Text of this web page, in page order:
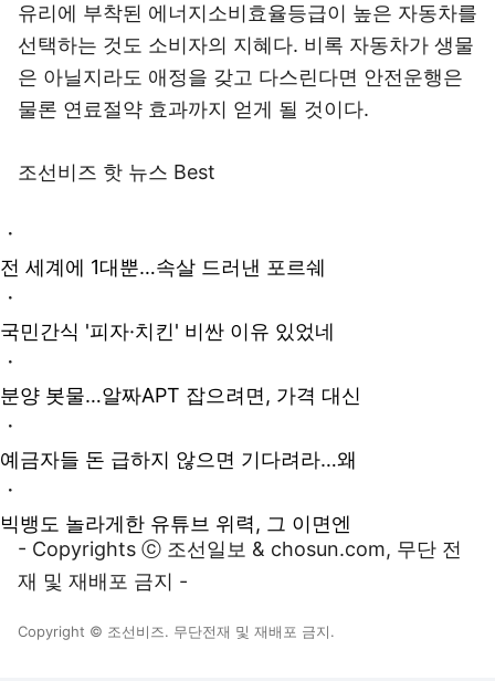
유리에 부착된 에너지소비효율등급이 높은 자동차를
선택하는 것도 소비자의 지혜다. 비록 자동차가 생물
은 아닐지라도 애정을 갖고 다스린다면 안전운행은
물론 연료절약 효과까지 얻게 될 것이다.
조선비즈 핫 뉴스 Best
ㆍ
전 세계에 1대뿐…속살 드러낸 포르쉐
ㆍ
국민간식 '피자·치킨' 비싼 이유 있었네
ㆍ
분양 봇물…알짜APT 잡으려면, 가격 대신
ㆍ
예금자들 돈 급하지 않으면 기다려라…왜
ㆍ
빅뱅도 놀라게한 유튜브 위력, 그 이면엔
- Copyrights ⓒ 조선일보 & chosun.com, 무단 전
재 및 재배포 금지 -
Copyright © 조선비즈. 무단전재 및 재배포 금지.